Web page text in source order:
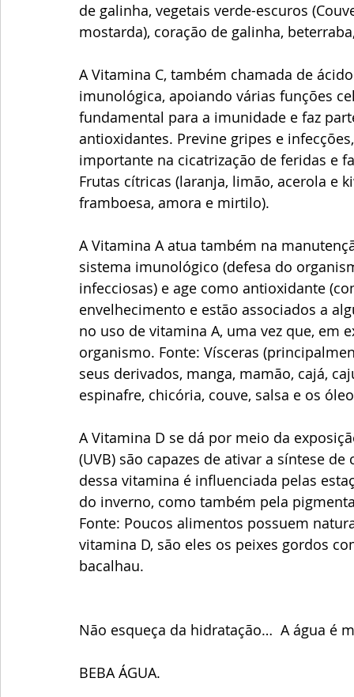
de galinha, vegetais verde-escuros
mostarda), coração de galinha,
A Vitamina C, também chamada de
imunológica, apoiando várias funções
fundamental para a imunidade e faz
antioxidantes. Previne gripes e
importante na cicatrização de feridas e
Frutas cítricas (laranja, limão, acerola e
framboesa, amora e mirtilo).
A Vitamina A atua também na
sistema imunológico (defesa do
infecciosas) e age como antioxidante
envelhecimento e estão associados a
no uso de vitamina A, uma vez que, em
organismo. Fonte: Vísceras
seus derivados, manga, mamão, cajá,
espinafre, chicória, couve, salsa e os
A Vitamina D se dá por meio da
(UVB) são capazes de ativar a síntese
dessa vitamina é influenciada pelas
do inverno, como também pela
Fonte: Poucos alimentos possuem
vitamina D, são eles os peixes gordos
bacalhau.
Não esqueça da hidratação…  A água é
BEBA ÁGUA.